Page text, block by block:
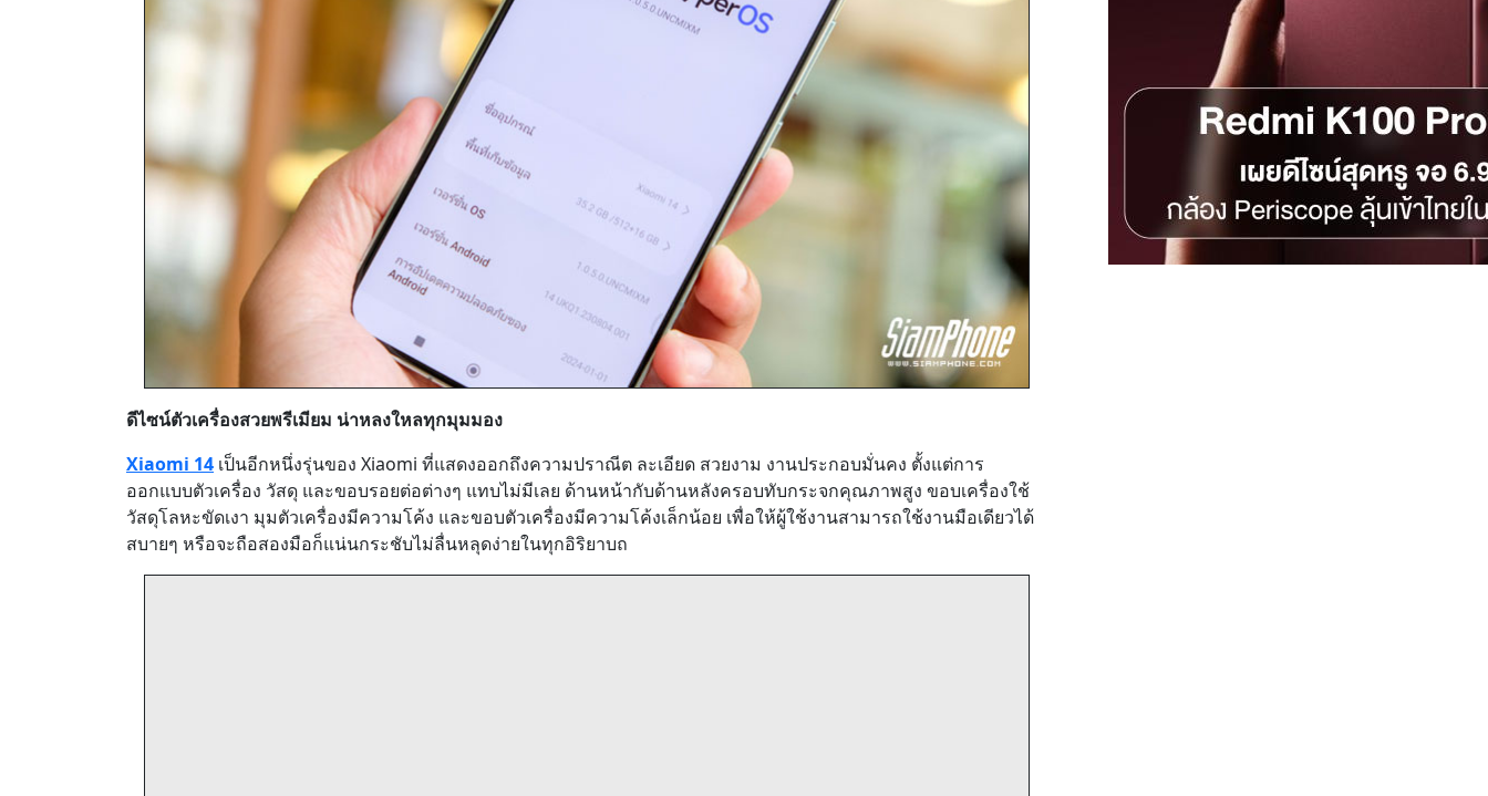
ดีไซน์ตัวเครื่องสวยพรีเมียม น่าหลงใหลทุกมุมมอง
Xiaomi 14 เป็นอีกหนึ่งรุ่นของ Xiaomi ที่แสดงออกถึงความปราณีต ละเอียด สวยงาม งานประกอบมั่นคง ตั้งแต่การ
ออกแบบตัวเครื่อง วัสดุ และขอบรอยต่อต่างๆ แทบไม่มีเลย ด้านหน้ากับด้านหลังครอบทับกระจกคุณภาพสูง ขอบเครื่องใช้
วัสดุโลหะขัดเงา มุมตัวเครื่องมีความโค้ง และขอบตัวเครื่องมีความโค้งเล็กน้อย เพื่อให้ผู้ใช้งานสามารถใช้งานมือเดียวได้
สบายๆ หรือจะถือสองมือก็แน่นกระชับไม่ลื่นหลุดง่ายในทุกอิริยาบถ